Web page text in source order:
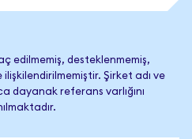
edilmemiş, desteklenmemiş,
Şirket adı ve
dayanak referans varlığını